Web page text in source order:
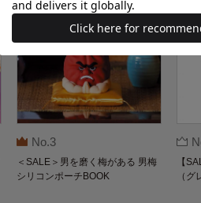
No.3
＜SALE＞男を磨く梅がある 男梅
シリコンポーチBOOK
【
（